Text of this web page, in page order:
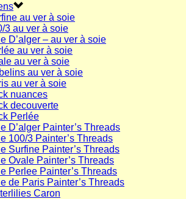
au ver à soie
3 au ver à soie
D’alger – au ver à soie
au ver à soie
au ver à soie
au ver à soie
au ver à soie
nuances
decouverte
Perlée
D’alger Painter’s Threads
100/3 Painter’s Threads
Surfine Painter’s Threads
Ovale Painter’s Threads
Perlee Painter’s Threads
de Paris Painter’s Threads
Caron